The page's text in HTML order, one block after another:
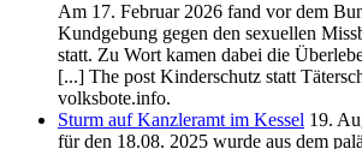
Am 17. Februar 2026 fand vor dem
Kundgebung gegen den sexuellen
statt. Zu Wort kamen dabei die
[...] The post Kinderschutz statt
volksbote.info.
Sturm auf Kanzleramt im Kessel 19.
für den 18.08. 2025 wurde aus dem